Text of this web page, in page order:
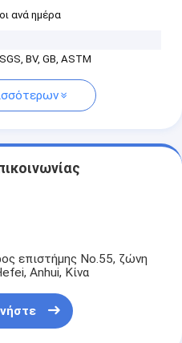
ανά ημέρα
BV, GB, ASTM
επιστήμης No.55, ζώνη
Anhui, Κίνα